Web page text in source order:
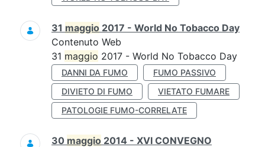
31 maggio 2017 - World No Tobacco Day
Contenuto Web
31 maggio 2017 - World No Tobacco Day
DANNI DA FUMO
FUMO PASSIVO
DIVIETO DI FUMO
VIETATO FUMARE
PATOLOGIE FUMO-CORRELATE
30 maggio 2014 - XVI CONVEGNO